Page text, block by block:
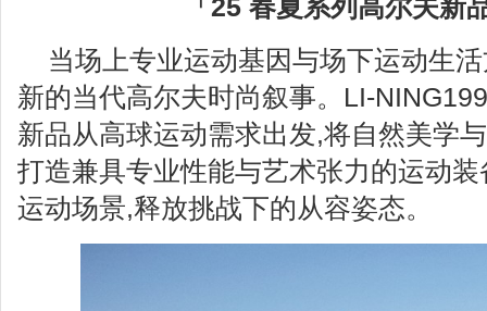
「25 春夏系列 高尔夫新
当场上专业运动基因与场下运动生
新的当代高尔夫时尚叙事。LI-
新品从高球运动需求出发,将自然美学
打造兼具专业性能与艺术张力的运动
运动场景,释放挑战下的从容姿态。